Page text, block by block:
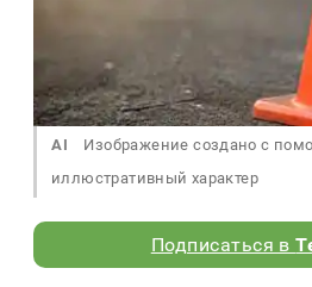
AI
Изображение создано с
иллюстративный характер
Подписаться в